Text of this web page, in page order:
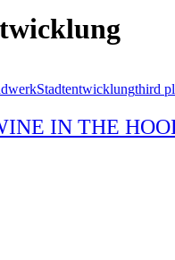
Stadtentwicklungthird
IN THE